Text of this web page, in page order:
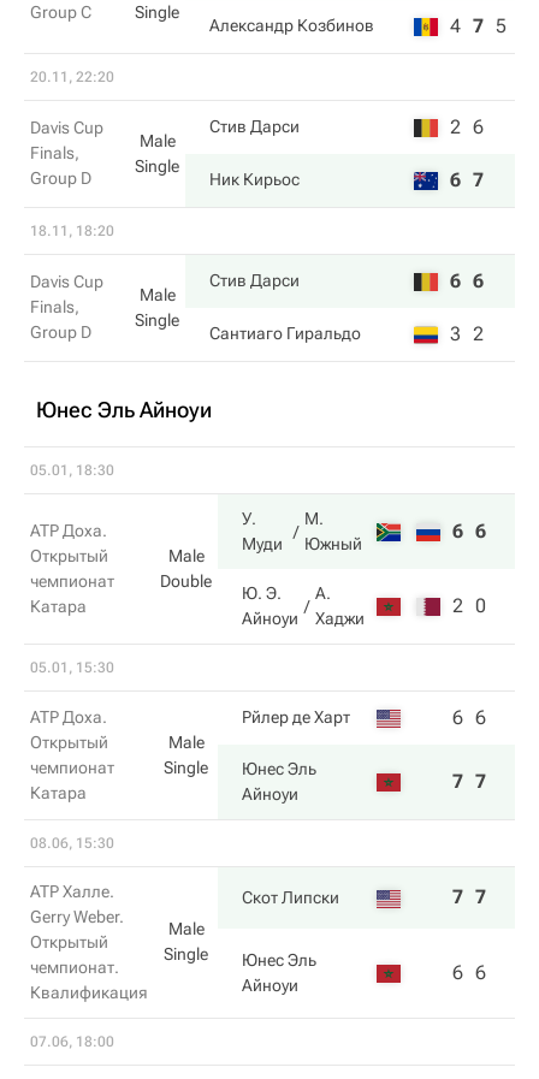
Group C
Single
Александр Козбинов 4 7 5
20.11, 22:20
Davis Cup
Finals,
Group D
Male
Single
Стив Дарси 2 6
Ник Кирьос 6 7
18.11, 18:20
Davis Cup
Finals,
Group D
Male
Single
Стив Дарси 6 6
Сантиаго Гиральдо 3 2
Юнес Эль Айноуи
05.01, 18:30
ATP Доха.
Открытый
чемпионат
Катара
Male
Double
У.
Муди
М.
Южный
6 6
Ю. Э.
Айноуи
А.
Хаджи
2 0
05.01, 15:30
ATP Доха.
Открытый
чемпионат
Катара
Male
Single
Рйлер де Харт 6 6
Юнес Эль
Айноуи
7 7
08.06, 15:30
ATP Халле.
Gerry Weber.
Открытый
чемпионат.
Квалификация
Male
Single
Скот Липски 7 7
Юнес Эль
Айноуи
6 6
07.06, 18:00